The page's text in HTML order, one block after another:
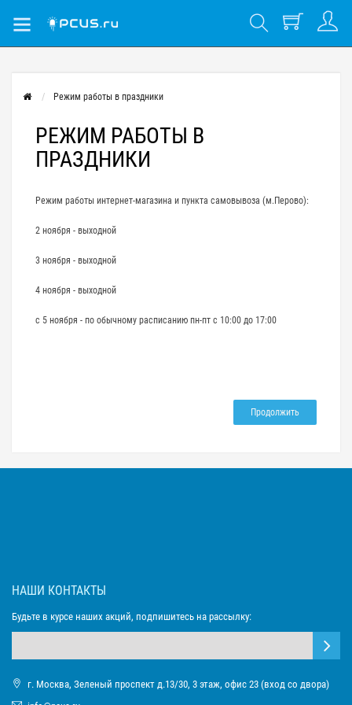
Режим работы в праздники
РЕЖИМ РАБОТЫ В
ПРАЗДНИКИ
Режим работы интернет-магазина и пункта самовывоза (м.Перово):
2 ноября - выходной
3 ноября - выходной
4 ноября - выходной
с 5 ноября - по обычному расписанию пн-пт с 10:00 до 17:00
Продолжить
НАШИ КОНТАКТЫ
Будьте в курсе наших акций, подпишитесь на рассылку:
г. Москва, Зеленый проспект д.13/30, 3 этаж, офис 23 (вход со двора)